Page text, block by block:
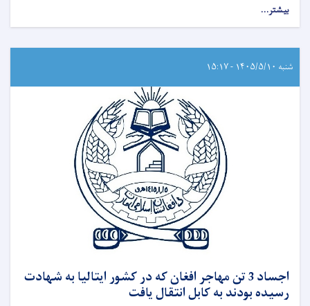
بیشتر...
شنبه ۱۴۰۵/۵/۱۰ - ۱۵:۱۷
اجساد 3 تن مهاجر افغان که در کشور ایتالیا به شهادت
رسیده بودند به کابل انتقال یافت